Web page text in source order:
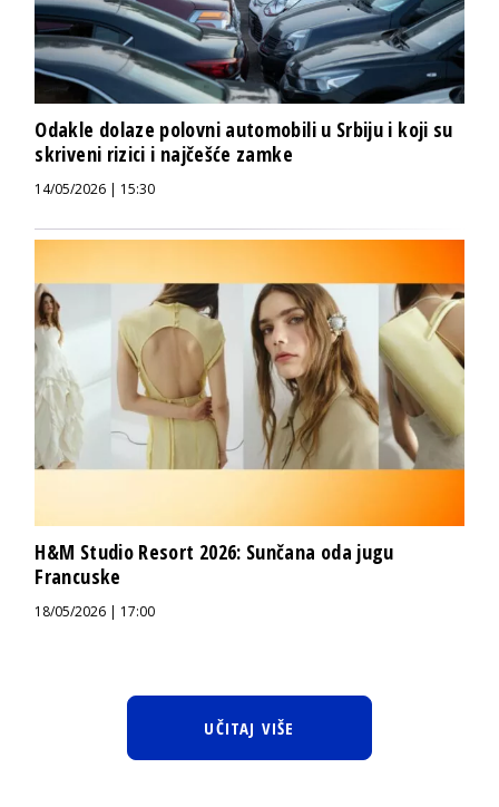
Odakle dolaze polovni automobili u Srbiju i koji su
skriveni rizici i najčešće zamke
14/05/2026 | 15:30
H&M Studio Resort 2026: Sunčana oda jugu
Francuske
18/05/2026 | 17:00
UČITAJ VIŠE